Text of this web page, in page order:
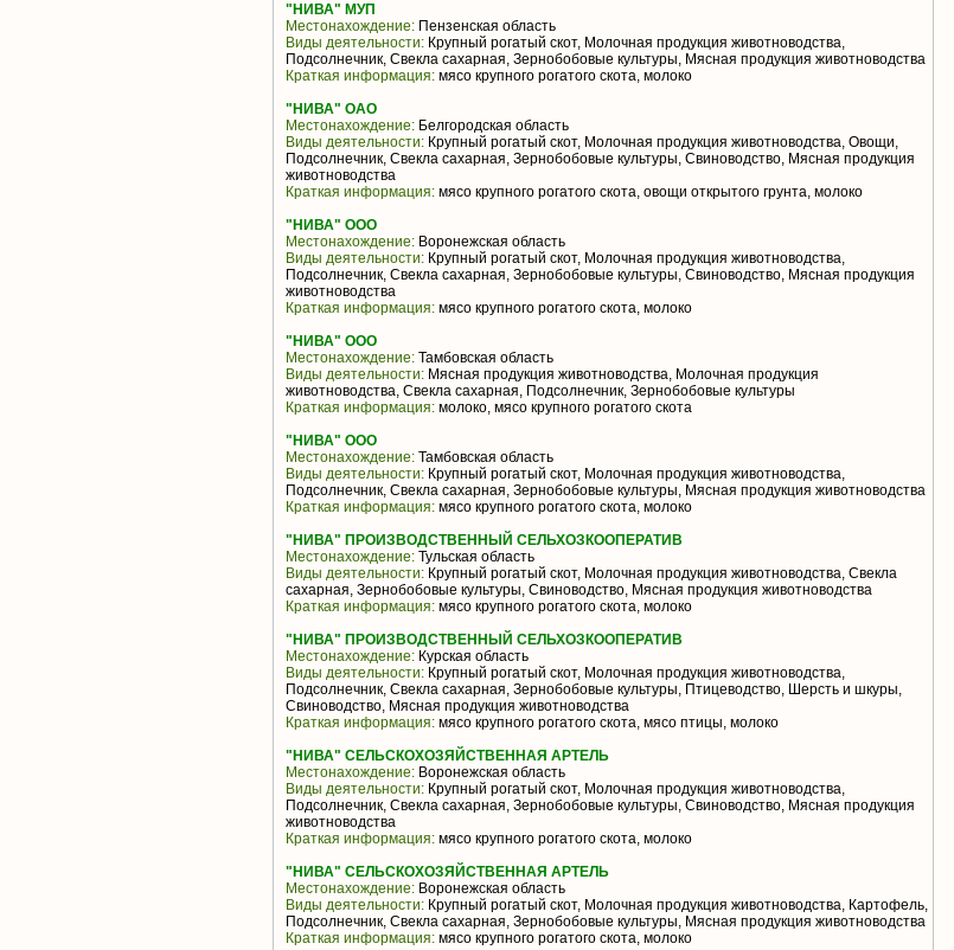
"НИВА" МУП
Местонахождение: Пензенская область
Виды деятельности: Крупный рогатый скот, Молочная продукция животноводства,
Подсолнечник, Свекла сахарная, Зернобобовые культуры, Мясная продукция животноводства
Краткая информация: мясо крупного рогатого скота, молоко
"НИВА" ОАО
Местонахождение: Белгородская область
Виды деятельности: Крупный рогатый скот, Молочная продукция животноводства, Овощи,
Подсолнечник, Свекла сахарная, Зернобобовые культуры, Свиноводство, Мясная продукция
животноводства
Краткая информация: мясо крупного рогатого скота, овощи открытого грунта, молоко
"НИВА" ООО
Местонахождение: Воронежская область
Виды деятельности: Крупный рогатый скот, Молочная продукция животноводства,
Подсолнечник, Свекла сахарная, Зернобобовые культуры, Свиноводство, Мясная продукция
животноводства
Краткая информация: мясо крупного рогатого скота, молоко
"НИВА" ООО
Местонахождение: Тамбовская область
Виды деятельности: Мясная продукция животноводства, Молочная продукция
животноводства, Свекла сахарная, Подсолнечник, Зернобобовые культуры
Краткая информация: молоко, мясо крупного рогатого скота
"НИВА" ООО
Местонахождение: Тамбовская область
Виды деятельности: Крупный рогатый скот, Молочная продукция животноводства,
Подсолнечник, Свекла сахарная, Зернобобовые культуры, Мясная продукция животноводства
Краткая информация: мясо крупного рогатого скота, молоко
"НИВА" ПРОИЗВОДСТВЕННЫЙ СЕЛЬХОЗКООПЕРАТИВ
Местонахождение: Тульская область
Виды деятельности: Крупный рогатый скот, Молочная продукция животноводства, Свекла
сахарная, Зернобобовые культуры, Свиноводство, Мясная продукция животноводства
Краткая информация: мясо крупного рогатого скота, молоко
"НИВА" ПРОИЗВОДСТВЕННЫЙ СЕЛЬХОЗКООПЕРАТИВ
Местонахождение: Курская область
Виды деятельности: Крупный рогатый скот, Молочная продукция животноводства,
Подсолнечник, Свекла сахарная, Зернобобовые культуры, Птицеводство, Шерсть и шкуры,
Свиноводство, Мясная продукция животноводства
Краткая информация: мясо крупного рогатого скота, мясо птицы, молоко
"НИВА" СЕЛЬСКОХОЗЯЙСТВЕННАЯ АРТЕЛЬ
Местонахождение: Воронежская область
Виды деятельности: Крупный рогатый скот, Молочная продукция животноводства,
Подсолнечник, Свекла сахарная, Зернобобовые культуры, Свиноводство, Мясная продукция
животноводства
Краткая информация: мясо крупного рогатого скота, молоко
"НИВА" СЕЛЬСКОХОЗЯЙСТВЕННАЯ АРТЕЛЬ
Местонахождение: Воронежская область
Виды деятельности: Крупный рогатый скот, Молочная продукция животноводства, Картофель,
Подсолнечник, Свекла сахарная, Зернобобовые культуры, Мясная продукция животноводства
Краткая информация: мясо крупного рогатого скота, молоко